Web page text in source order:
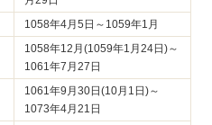
1058年4月5日～1059年1月
1058年12月(1059年1月24日)～
1061年7月27日
1061年9月30日(10月1日)～
1073年4月21日